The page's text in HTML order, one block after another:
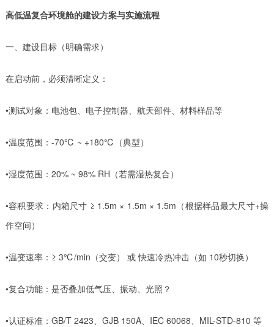
高低温复合环境舱的建设方案与实施流程
一、建设目标（明确需求）
在启动前，必须清晰定义：
•测试对象：电池包、电子控制器、航天部件、材料样品等
•温度范围：-70℃ ~ +180℃（典型）
•湿度范围：20% ~ 98% RH（若需湿热复合）
•容积要求：内箱尺寸 ≥ 1.5m × 1.5m × 1.5m（根据样品最大尺寸+操
作空间）
•温变速率：≥ 3℃/min（交变） 或 快速冷热冲击（如 10秒切换）
•复合功能：是否叠加低气压、振动、光照？
•认证标准：GB/T 2423、GJB 150A、IEC 60068、MIL-STD-810 等